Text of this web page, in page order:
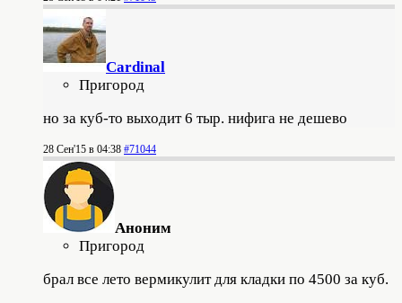
Cardinal
Пригород
но за куб-то выходит 6 тыр. нифига не дешево
28 Сен'15 в 04:38 #71044
Аноним
Пригород
брал все лето вермикулит для кладки по 4500 за куб.